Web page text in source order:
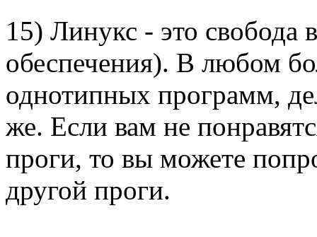
15) Линукс - это
обеспечения). В любом
однотипных программ,
же. Если вам не
проги, то вы можете
другой проги.